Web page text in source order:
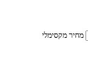
מחיר מקסימלי